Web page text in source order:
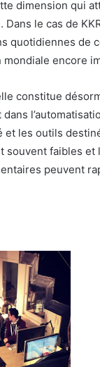
dimension qui
le cas de
quotidiennes de
mondiale encore
constitue
et les outils
souvent faibles
peuvent